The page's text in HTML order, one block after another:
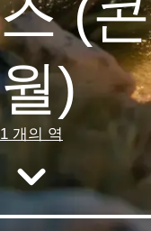
스 (콘
월)
1 개의 역